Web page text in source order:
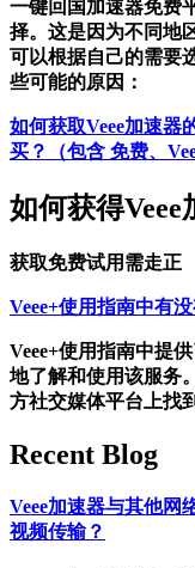
一键回国加速器免费
择。这是因为不同地
可以根据自己的需要
些可能的原因：
如何获取Veee加速器
买？（包含 免费、
如何获得Veee
获取免费试用需走正
Veee+使用指南中有
Veee+使用指南中提
地了解和使用该服务
方社交媒体平台上找
Recent Blog
Veee加速器与其他网
视频传输？